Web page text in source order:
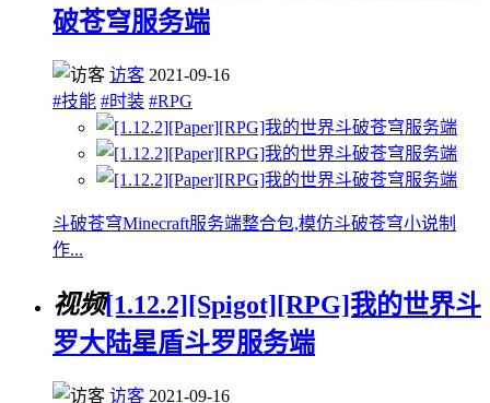
破苍穹服务端
访客 2021-09-16
#技能 #时装 #RPG
斗破苍穹Minecraft服务端整合包,模仿斗破苍穹小说制
作...
视频[1.12.2][Spigot][RPG]我的世界斗
罗大陆星盾斗罗服务端
访客 2021-09-16